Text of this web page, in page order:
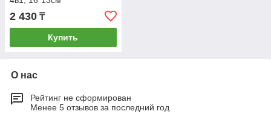
2 430 ₸
Купить
О нас
Рейтинг не сформирован
Менее 5 отзывов за последний год